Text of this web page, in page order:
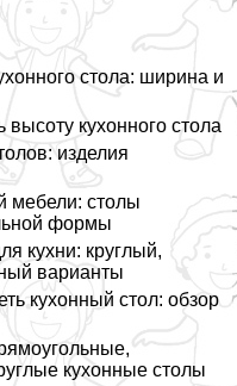
стола: ширина и
кухонного стола
изделия
мебели: столы
формы
кухни: круглый,
варианты
кухонный стол: обзор
кухонные столы